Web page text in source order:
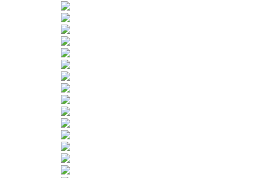
Ergebnisse
Jugendschutz
Datenschutz
Mitgliedsantrag